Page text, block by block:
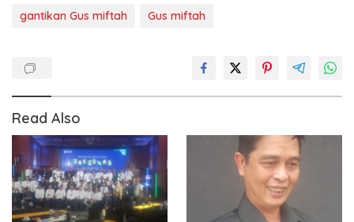
gantikan Gus miftah Gus miftah
Read Also